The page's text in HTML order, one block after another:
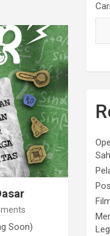
Soon)
Cari